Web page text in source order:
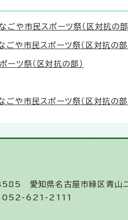
や市民スポーツ祭（区対抗の部
や市民スポーツ祭（区対抗の部
ツ祭（区対抗の部）
や市民スポーツ祭（区対抗の部
愛知県名古屋市緑区青山
052-621-2111